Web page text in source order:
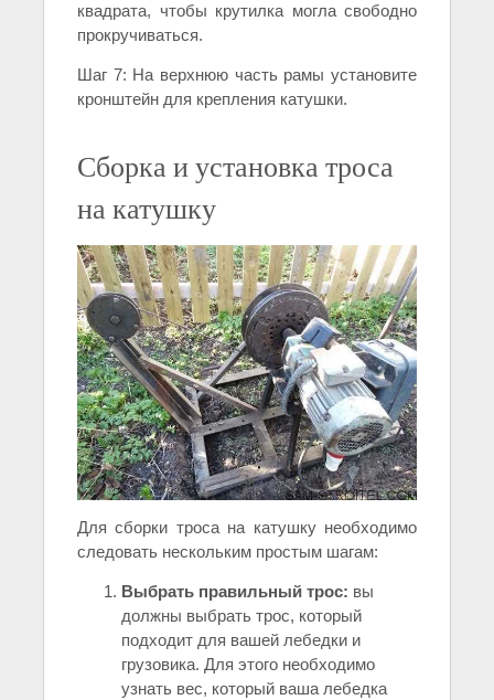
квадрата, чтобы крутилка могла свободно
прокручиваться.
Шаг 7: На верхнюю часть рамы установите
кронштейн для крепления катушки.
Сборка и установка троса
на катушку
Для сборки троса на катушку необходимо
следовать нескольким простым шагам:
Выбрать правильный трос: вы
должны выбрать трос, который
подходит для вашей лебедки и
грузовика. Для этого необходимо
узнать вес, который ваша лебедка